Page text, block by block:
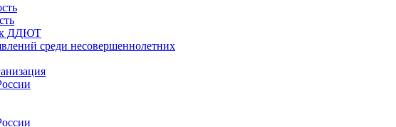
к ДДЮТ
среди несовершеннолетних